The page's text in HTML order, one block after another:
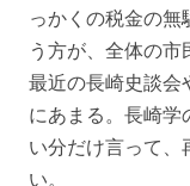
っかくの税金の
う方が、全体の市
最近の長崎史談会
にあまる。長崎
い分だけ言って、
い。